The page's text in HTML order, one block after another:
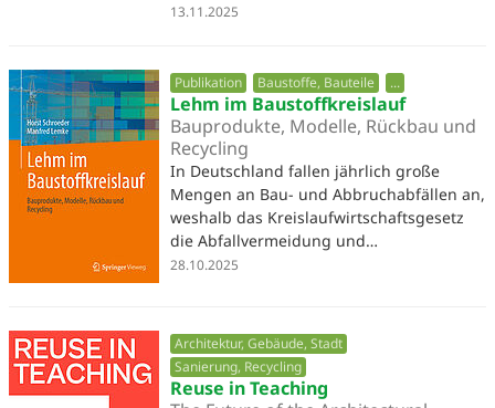
13.11.2025
Publikation Baustoffe, Bauteile ...
Lehm im Baustoffkreislauf
Bauprodukte, Modelle, Rückbau und
Recycling
In Deutschland fallen jährlich große
Mengen an Bau- und Abbruchabfällen an,
weshalb das Kreislaufwirtschaftsgesetz
die Abfallvermeidung und…
28.10.2025
Architektur, Gebäude, Stadt
Sanierung, Recycling
Reuse in Teaching